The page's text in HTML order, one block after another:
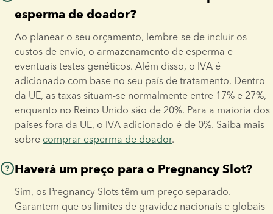
esperma de doador?
Ao planear o seu orçamento, lembre-se de incluir os
custos de envio, o armazenamento de esperma e
eventuais testes genéticos. Além disso, o IVA é
adicionado com base no seu país de tratamento. Dentro
da UE, as taxas situam-se normalmente entre 17% e 27%,
enquanto no Reino Unido são de 20%. Para a maioria dos
países fora da UE, o IVA adicionado é de 0%. Saiba mais
sobre comprar esperma de doador.
Haverá um preço para o Pregnancy Slot?
Sim, os Pregnancy Slots têm um preço separado.
Garantem que os limites de gravidez nacionais e globais